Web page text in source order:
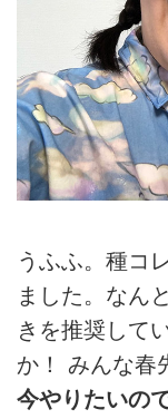
うふふ。種コ
ました。なん
きを推奨して
か！ みんな春
今やりたいの